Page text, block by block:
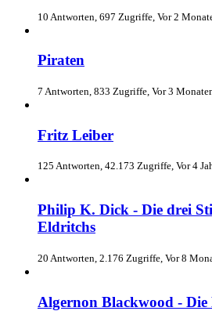
10 Antworten, 697 Zugriffe, Vor 2
Piraten
7 Antworten, 833 Zugriffe, Vor 3
Fritz Leiber
125 Antworten, 42.173 Zugriffe, Vor 4
Philip K. Dick - Die drei
Eldritchs
20 Antworten, 2.176 Zugriffe, Vor 8
Algernon Blackwood - Die